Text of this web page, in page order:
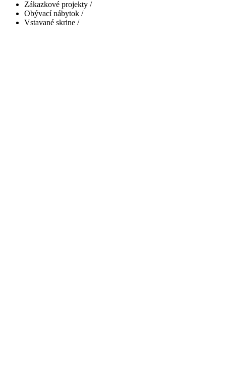
Zákazkové projekty /
Obývací nábytok /
Vstavané skrine /